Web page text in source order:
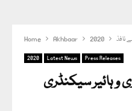
Home Akhbaar 2020
2020 Latest News Press Releases
مڈل 2022 اور سیکنڈری و ہائیر سیکنڈری